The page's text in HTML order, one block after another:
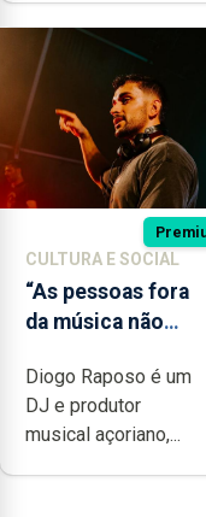
CULTURA E SOCIAL
“As pessoas fora
da música não
quão difícil é
produzir uma
música”
Diogo Raposo é um
DJ e produtor
musical açoriano,...